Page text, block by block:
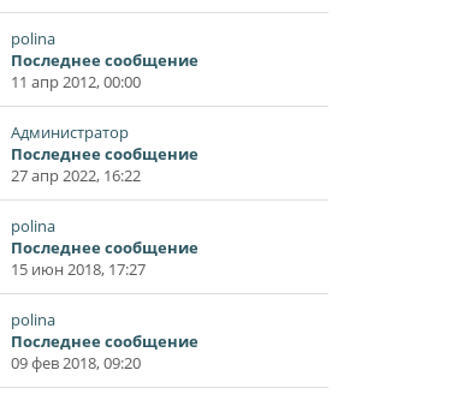
polina
Последнее сообщение
11 апр 2012, 00:00
Администратор
Последнее сообщение
27 апр 2022, 16:22
polina
Последнее сообщение
15 июн 2018, 17:27
polina
Последнее сообщение
09 фев 2018, 09:20